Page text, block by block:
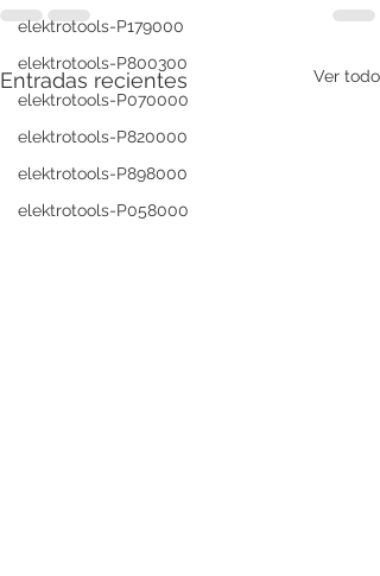
elektrotools-P179000
elektrotools-P800300
elektrotools-P070000
elektrotools-P820000
elektrotools-P898000
elektrotools-P058000
Entradas recientes Ver todo